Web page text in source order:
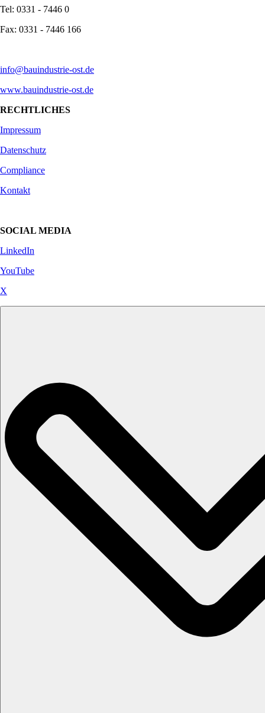
Tel: 0331 - 7446 0
Fax: 0331 - 7446 166
info@bauindustrie-ost.de
www.bauindustrie-ost.de
RECHTLICHES
Impressum
Datenschutz
Compliance
Kontakt
SOCIAL MEDIA
LinkedIn
YouTube
X